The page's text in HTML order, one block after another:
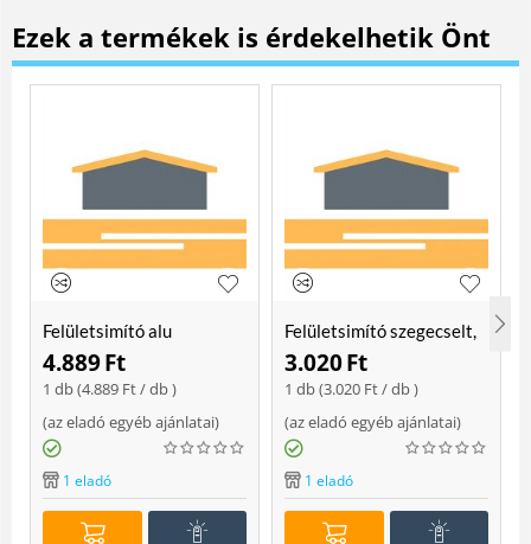
Ezek a termékek is érdekelhetik Önt
Felületsimító alu
erősített, rome 400 mm
Soft
4.889Ft
1 db (4.889 Ft/ db )
(az eladó egyéb ajánlatai)
1 eladó
Felületsimító szegecselt,
rome 400mm
3.020Ft
1 db (3.020 Ft/ db )
(az eladó egyéb ajánlatai)
1 eladó